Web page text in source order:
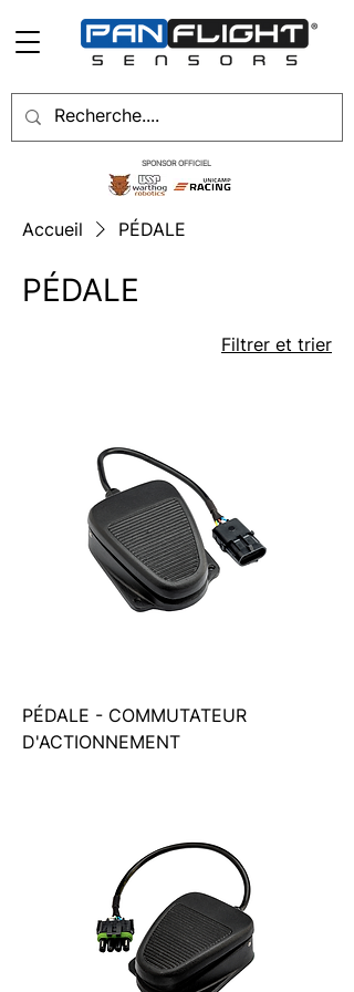
SPONSOR OFFICIEL
Accueil PÉDALE
PÉDALE
Filtrer et trier
PÉDALE - COMMUTATEUR
D'ACTIONNEMENT